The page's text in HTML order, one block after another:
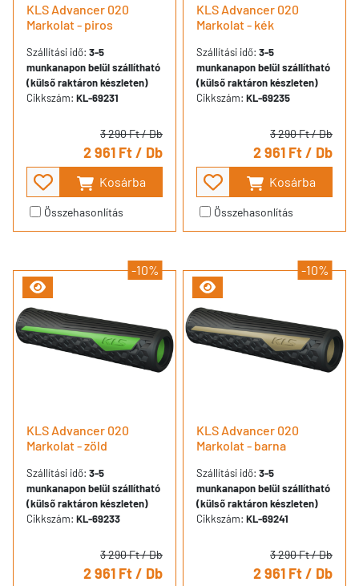
KLS Advancer 020
Markolat - piros
Szállítási idő: 3-5
munkanapon belül szállítható
(külső raktáron készleten)
Cikkszám: KL-69231
3 290 Ft/ Db
2 961 Ft/ Db
Kosárba
Összehasonlítás
KLS Advancer 020
Markolat - kék
Szállítási idő: 3-5
munkanapon belül szállítható
(külső raktáron készleten)
Cikkszám: KL-69235
3 290 Ft/ Db
2 961 Ft/ Db
Kosárba
Összehasonlítás
-10%
KLS Advancer 020
Markolat - zöld
Szállítási idő: 3-5
munkanapon belül szállítható
(külső raktáron készleten)
Cikkszám: KL-69233
3 290 Ft/ Db
2 961 Ft/ Db
-10%
KLS Advancer 020
Markolat - barna
Szállítási idő: 3-5
munkanapon belül szállítható
(külső raktáron készleten)
Cikkszám: KL-69241
3 290 Ft/ Db
2 961 Ft/ Db